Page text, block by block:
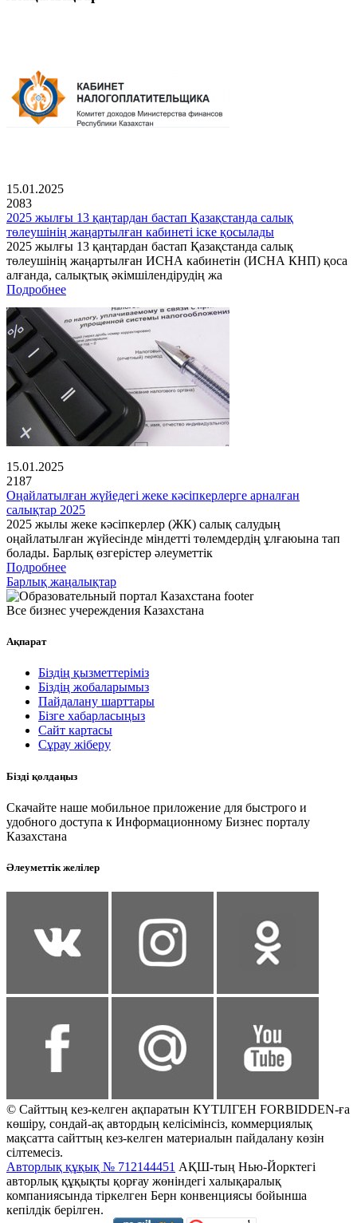
15.01.2025
2083
2025 жылғы 13 қаңтардан бастап Қазақстанда салық
төлеушінің жаңартылған кабинеті іске қосылады
2025 жылғы 13 қаңтардан бастап Қазақстанда салық
төлеушінің жаңартылған ИСНА кабинетін (ИСНА КНП) қоса
алғанда, салықтық әкімшілендірудің жа
Подробнее
15.01.2025
2187
Оңайлатылған жүйедегі жеке кәсіпкерлерге арналған
салықтар 2025
2025 жылы жеке кәсіпкерлер (ЖК) салық салудың
оңайлатылған жүйесінде міндетті төлемдердің ұлғаюына тап
болады. Барлық өзгерістер әлеуметтік
Подробнее
Барлық жаңалықтар
Все бизнес учереждения Казахстана
Ақпарат
Біздің қызметтеріміз
Біздің жобаларымыз
Пайдалану шарттары
Бізге хабарласыңыз
Сайт картасы
Сұрау жіберу
Бізді қолдаңыз
Скачайте наше мобильное приложение для быстрого и
удобного доступа к Информационному Бизнес порталу
Казахстана
Әлеуметтік желілер
© Сайттың кез-келген ақпаратын КҮТІЛГЕН FORBIDDEN-ға
көшіру, сондай-ақ автордың келісімінсіз, коммерциялық
мақсатта сайттың кез-келген материалын пайдалану көзін
сілтемесіз.
Авторлық құқық № 712144451 АҚШ-тың Нью-Йорктегі
авторлық құқықты қорғау жөніндегі халықаралық
компаниясында тіркелген Берн конвенциясы бойынша
кепілдік берілген.